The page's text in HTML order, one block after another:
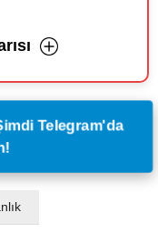
Telegram'da